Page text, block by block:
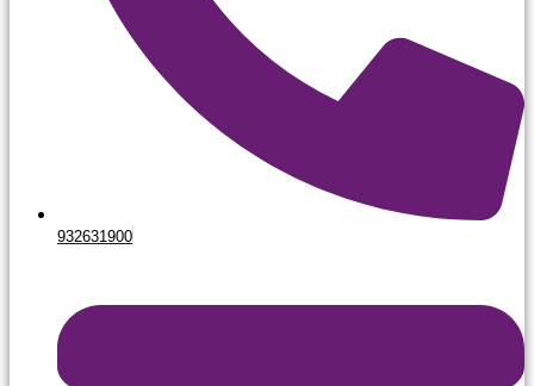
932631900